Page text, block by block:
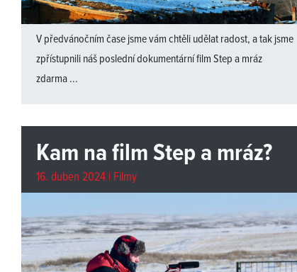
V předvánočním čase jsme vám chtěli udělat radost, a tak jsme
zpřístupnili náš poslední dokumentární film Step a mráz
zdarma ...
Kam na film Step a mráz?
16. duben 2024 | Filmy